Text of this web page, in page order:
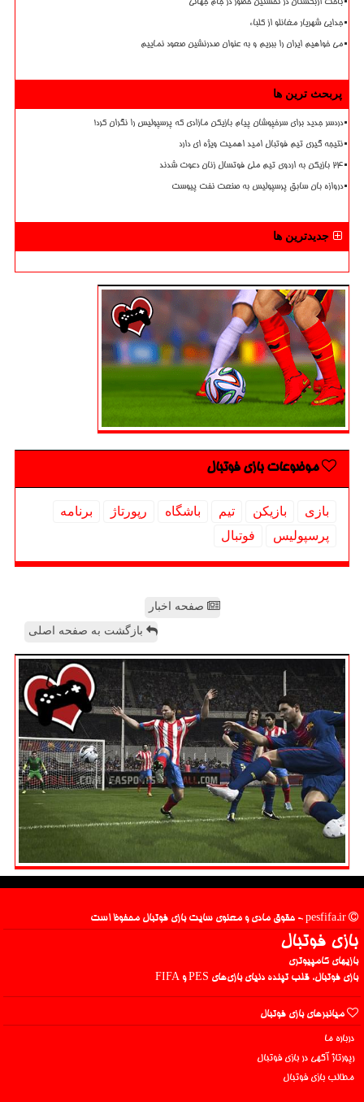
باخت ازبکستان در نخستین حضور در جام جهانی
جدایی شهریار مغانلو از کلباء
می خواهیم ایران را ببریم و به عنوان صدرنشین صعود نماییم
پربحث ترین ها
دردسر جدید برای سرخپوشان پیام بازیکن مازادی که پرسپولیس را نگران کرد!
نتیجه گیری تیم فوتبال امید اهمیت ویژه ای دارد
۲۴ بازیکن به اردوی تیم ملی فوتسال زنان دعوت شدند
دروازه بان سابق پرسپولیس به صنعت نفت پیوست
جدیدترین ها
موضوعات بازی فوتبال
بازی بازیكن تیم باشگاه رپورتاژ
برنامه
پرسپولیس
فوتبال
صفحه اخبار
بازگشت به صفحه اصلی
بازی فوتبال
بازیهای کامپیوتری
بازی فوتبال، قلب تپنده دنیای بازی‌های PES و FIFA
میانبرهای بازی فوتبال
درباره ما
رپورتاژ آگهی در بازی فوتبال
مطالب بازی فوتبال